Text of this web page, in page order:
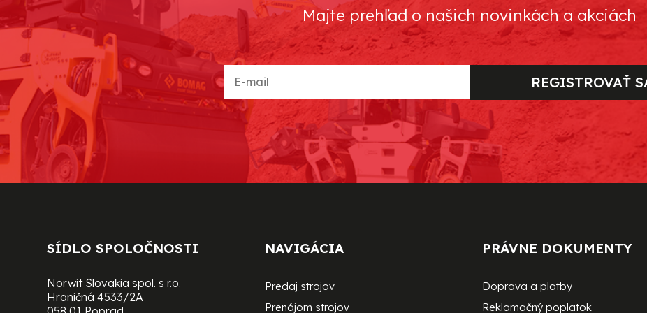
Majte prehľad o našich novinkách a akciách
REGISTROVAŤ
SÍDLO SPOLOČNOSTI
Norwit Slovakia spol. s r.o.
Hraničná 4533/2A
NAVIGÁCIA
Predaj strojov
Prenájom strojov
PRÁVNE DOKUMENTY
Doprava a platby
Reklamačný poplatok